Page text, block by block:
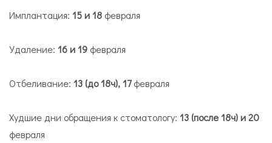
Имплантация: 15 и 18 февраля
Удаление: 16 и 19 февраля
Отбеливание: 13 (до 18ч), 17февраля
Худшие дни обращения к стоматологу: 13 (после 18ч) и 20
февраля